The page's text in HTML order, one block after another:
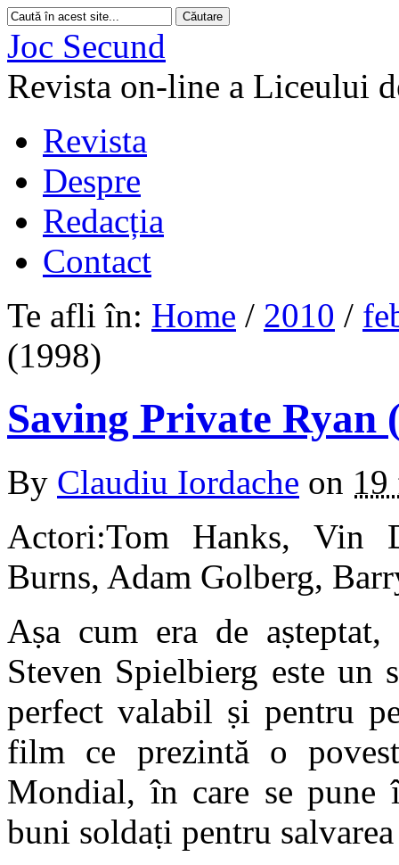
Joc Secund
Revista on-line a Liceului
Revista
Despre
Redacția
Contact
Te afli în: Home / 2010 /
(1998)
Saving Private Ryan
By Claudiu Iordache on 19
Actori:Tom Hanks, Vin
Burns, Adam Golberg,
Aṣa cum era de
Steven Spielbierg este un
perfect valabil ṣi pentru
film ce prezintă o
Mondial, în care se
buni soldaṭi pentru